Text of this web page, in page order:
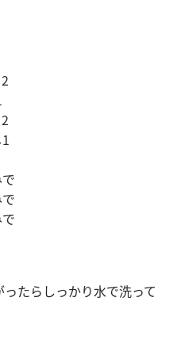
たらしっかり水で洗って